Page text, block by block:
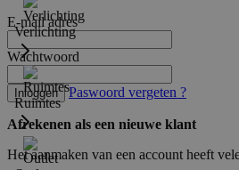
Verlichting
Ruimtes
E-mail adres
Wachtwoord
Inloggen Paswoord vergeten ?
Afrekenen als een nieuwe klant
Het aanmaken van een account heeft